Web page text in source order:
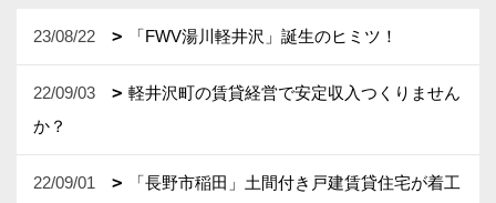
23/08/22 「FWV湯川軽井沢」誕生のヒミツ！
22/09/03
軽井沢町の賃貸経営で安定収入つくりません
か？
22/09/01
「長野市稲田」土間付き戸建賃貸住宅が着工